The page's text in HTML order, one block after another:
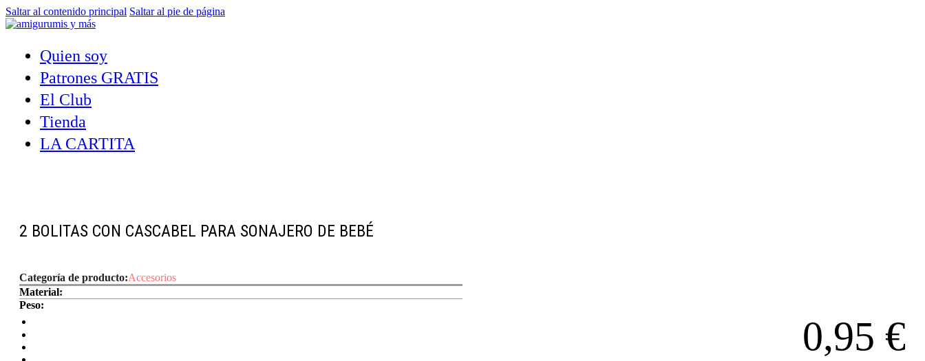
Saltar al contenido principal Saltar al pie de página
Quien soy
Patrones GRATIS
El Club
Tienda
LA CARTITA
2 BOLITAS CON CASCABEL PARA SONAJERO DE BEBÉ
Categoría de producto:Accesorios
Material:
Peso:
0,95 €